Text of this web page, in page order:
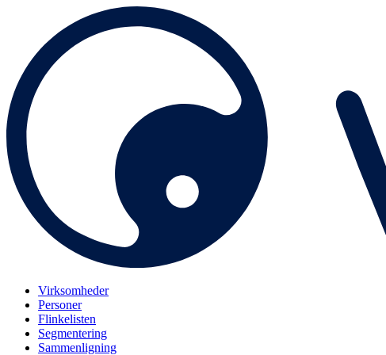
Virksomheder
Personer
Flinkelisten
Segmentering
Sammenligning